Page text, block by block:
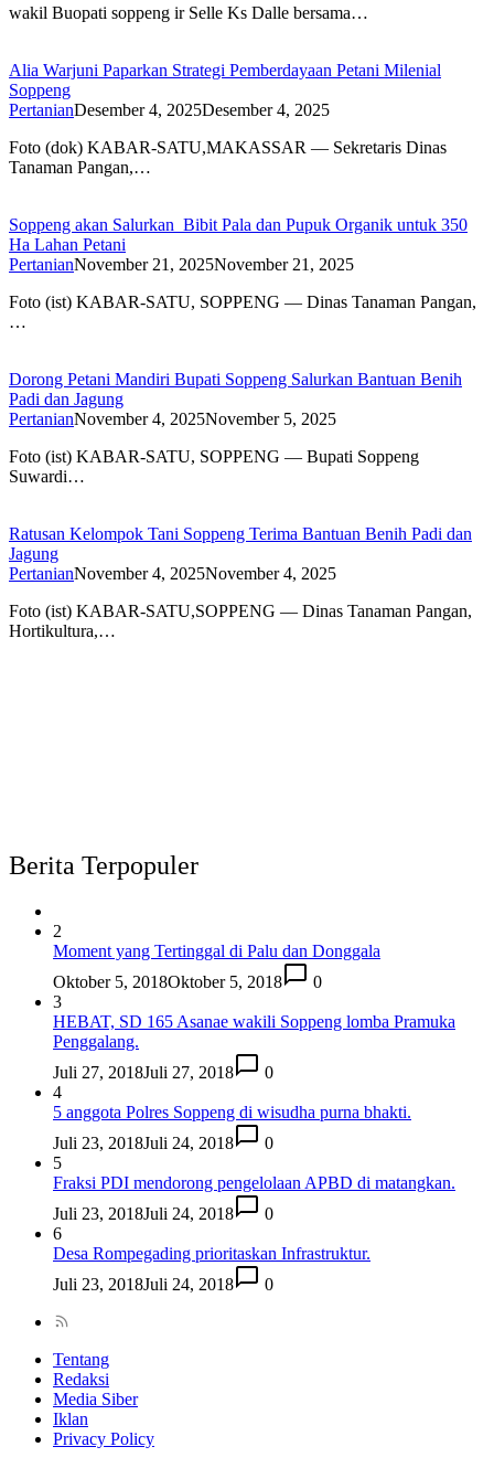
wakil Buopati soppeng ir Selle Ks Dalle bersama…
Alia Warjuni Paparkan Strategi Pemberdayaan Petani Milenial
Soppeng
PertanianDesember 4, 2025Desember 4, 2025
Foto (dok) KABAR-SATU,MAKASSAR — Sekretaris Dinas
Tanaman Pangan,…
Soppeng akan Salurkan Bibit Pala dan Pupuk Organik untuk 350
Ha Lahan Petani
PertanianNovember 21, 2025November 21, 2025
Foto (ist) KABAR-SATU, SOPPENG — Dinas Tanaman Pangan,
…
Dorong Petani Mandiri Bupati Soppeng Salurkan Bantuan Benih
Padi dan Jagung
PertanianNovember 4, 2025November 5, 2025
Foto (ist) KABAR-SATU, SOPPENG — Bupati Soppeng
Suwardi…
Ratusan Kelompok Tani Soppeng Terima Bantuan Benih Padi dan
Jagung
PertanianNovember 4, 2025November 4, 2025
Foto (ist) KABAR-SATU,SOPPENG — Dinas Tanaman Pangan,
Hortikultura,…
Berita Terpopuler
2
Moment yang Tertinggal di Palu dan Donggala
Oktober 5, 2018Oktober 5, 2018
0
3
HEBAT, SD 165 Asanae wakili Soppeng lomba Pramuka
Penggalang.
Juli 27, 2018Juli 27, 2018
0
4
5 anggota Polres Soppeng di wisudha purna bhakti.
Juli 23, 2018Juli 24, 2018
0
5
Fraksi PDI mendorong pengelolaan APBD di matangkan.
Juli 23, 2018Juli 24, 2018
0
6
Desa Rompegading prioritaskan Infrastruktur.
Juli 23, 2018Juli 24, 2018 0
Tentang
Redaksi
Media Siber
Iklan
Privacy Policy